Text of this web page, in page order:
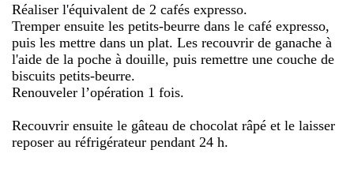
Réaliser l'équivalent de 2 cafés expresso.
Tremper ensuite les petits-beurre dans le café expresso,
puis les mettre dans un plat. Les recouvrir de ganache à
l'aide de la poche à douille, puis remettre une couche de
biscuits petits-beurre.
Renouveler l’opération 1 fois.
Recouvrir ensuite le gâteau de chocolat râpé et le laisser
reposer au réfrigérateur pendant 24 h.